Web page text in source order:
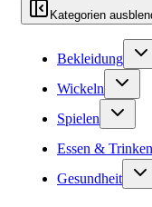
Kategorien
Bekleidung
Wickeln
Spielen
Essen & Trinken
Gesundheit